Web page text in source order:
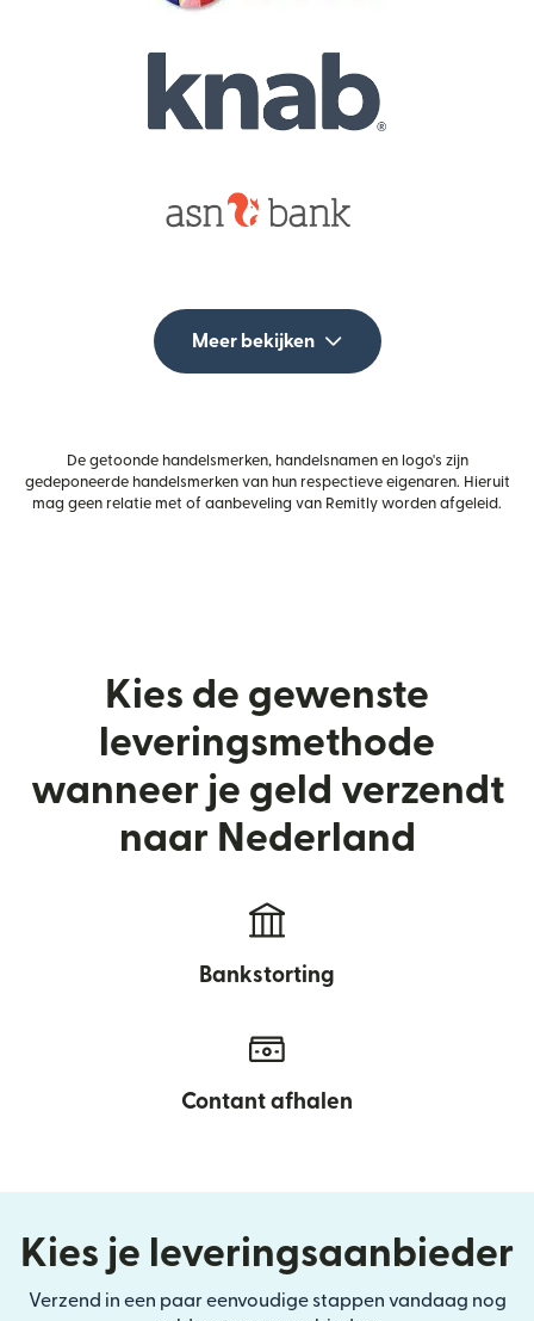
Meer bekijken
De getoonde handelsmerken, handelsnamen en logo's zijn
gedeponeerde handelsmerken van hun respectieve eigenaren. Hieruit
mag geen relatie met of aanbeveling van Remitly worden afgeleid.
Kies de gewenste
leveringsmethode
wanneer je geld verzendt
naar Nederland
Bankstorting
Contant afhalen
Kies je leveringsaanbieder
Verzend in een paar eenvoudige stappen vandaag nog